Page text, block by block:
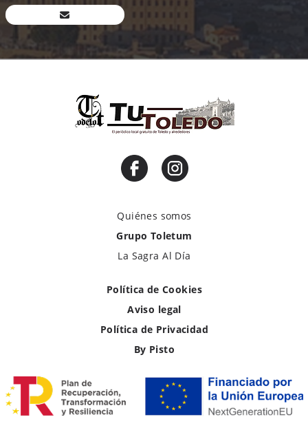
Quiénes somos
Grupo Toletum
La Sagra Al Día
Política de Cookies
Aviso legal
Política de Privacidad
By Pisto